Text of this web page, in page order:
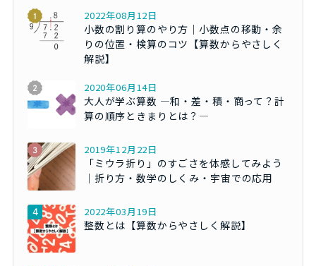
2022年08月12日
小数の割り算のやり方｜小数点の移動・余
りの位置・検算のコツ【算数からやさしく
解説】
2020年06月14日
大人が学ぶ算数 ―和・差・積・商って？計
算の順序ときまりとは？―
2019年12月22日
「ミウラ折り」のすごさを体感してみよう
｜折り方・数学のしくみ・宇宙での応用
2022年03月19日
整数とは【算数からやさしく解説】